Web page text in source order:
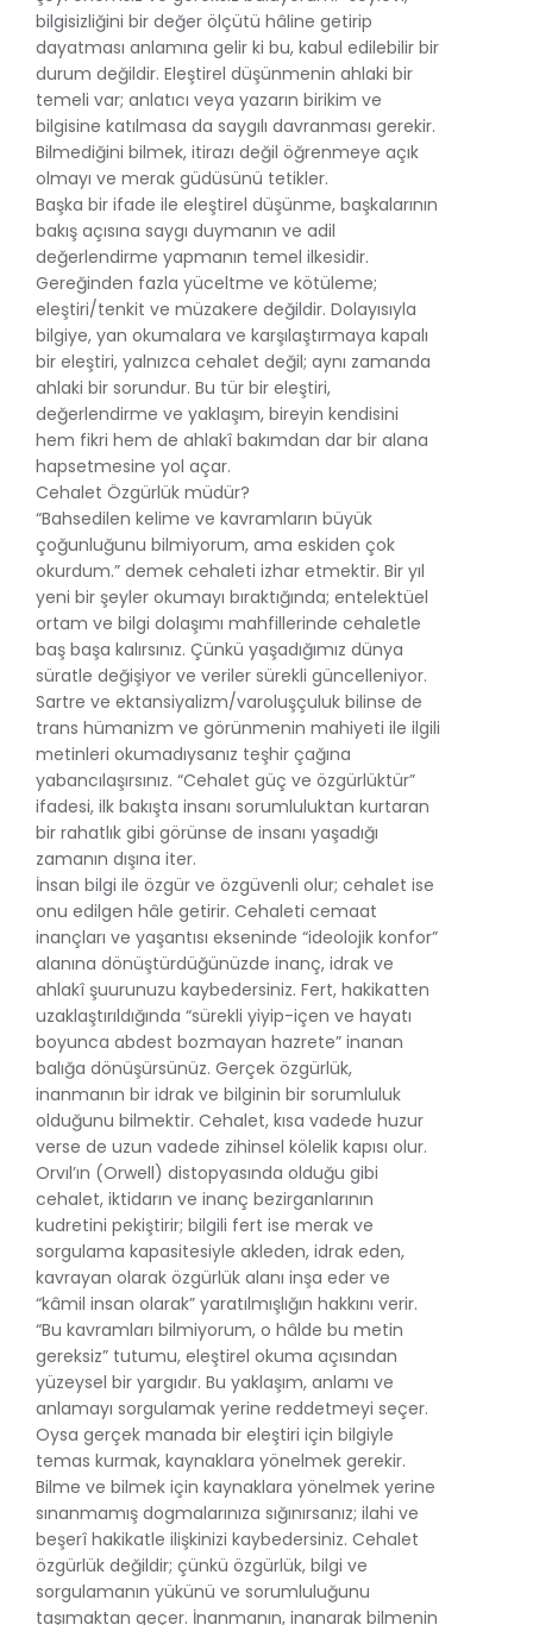
bilgisizliğini bir değer ölçütü hâline getirip
dayatması anlamına gelir ki bu, kabul edilebilir bir
durum değildir. Eleştirel düşünmenin ahlaki bir
temeli var; anlatıcı veya yazarın birikim ve
bilgisine katılmasa da saygılı davranması gerekir.
Bilmediğini bilmek, itirazı değil öğrenmeye açık
olmayı ve merak güdüsünü tetikler.
Başka bir ifade ile eleştirel düşünme, başkalarının
bakış açısına saygı duymanın ve adil
değerlendirme yapmanın temel ilkesidir.
Gereğinden fazla yüceltme ve kötüleme;
eleştiri/tenkit ve müzakere değildir. Dolayısıyla
bilgiye, yan okumalara ve karşılaştırmaya kapalı
bir eleştiri, yalnızca cehalet değil; aynı zamanda
ahlaki bir sorundur. Bu tür bir eleştiri,
değerlendirme ve yaklaşım, bireyin kendisini
hem fikri hem de ahlakî bakımdan dar bir alana
hapsetmesine yol açar.
Cehalet Özgürlük müdür?
“Bahsedilen kelime ve kavramların büyük
çoğunluğunu bilmiyorum, ama eskiden çok
okurdum.” demek cehaleti izhar etmektir. Bir yıl
yeni bir şeyler okumayı bıraktığında; entelektüel
ortam ve bilgi dolaşımı mahfillerinde cehaletle
baş başa kalırsınız. Çünkü yaşadığımız dünya
süratle değişiyor ve veriler sürekli güncelleniyor.
Sartre ve ektansiyalizm/varoluşçuluk bilinse de
trans hümanizm ve görünmenin mahiyeti ile ilgili
metinleri okumadıysanız teşhir çağına
yabancılaşırsınız. “Cehalet güç ve özgürlüktür”
ifadesi, ilk bakışta insanı sorumluluktan kurtaran
bir rahatlık gibi görünse de insanı yaşadığı
zamanın dışına iter.
İnsan bilgi ile özgür ve özgüvenli olur; cehalet ise
onu edilgen hâle getirir. Cehaleti cemaat
inançları ve yaşantısı ekseninde “ideolojik konfor”
alanına dönüştürdüğünüzde inanç, idrak ve
ahlakî şuurunuzu kaybedersiniz. Fert, hakikatten
uzaklaştırıldığında “sürekli yiyip-içen ve hayatı
boyunca abdest bozmayan hazrete” inanan
balığa dönüşürsünüz. Gerçek özgürlük,
inanmanın bir idrak ve bilginin bir sorumluluk
olduğunu bilmektir. Cehalet, kısa vadede huzur
verse de uzun vadede zihinsel kölelik kapısı olur.
Orvıl’ın (Orwell) distopyasında olduğu gibi
cehalet, iktidarın ve inanç bezirganlarının
kudretini pekiştirir; bilgili fert ise merak ve
sorgulama kapasitesiyle akleden, idrak eden,
kavrayan olarak özgürlük alanı inşa eder ve
“kâmil insan olarak” yaratılmışlığın hakkını verir.
“Bu kavramları bilmiyorum, o hâlde bu metin
gereksiz” tutumu, eleştirel okuma açısından
yüzeysel bir yargıdır. Bu yaklaşım, anlamı ve
anlamayı sorgulamak yerine reddetmeyi seçer.
Oysa gerçek manada bir eleştiri için bilgiyle
temas kurmak, kaynaklara yönelmek gerekir.
Bilme ve bilmek için kaynaklara yönelmek yerine
sınanmamış dogmalarınıza sığınırsanız; ilahi ve
beşerî hakikatle ilişkinizi kaybedersiniz. Cehalet
özgürlük değildir; çünkü özgürlük, bilgi ve
sorgulamanın yükünü ve sorumluluğunu
taşımaktan geçer. İnanmanın, inanarak bilmenin